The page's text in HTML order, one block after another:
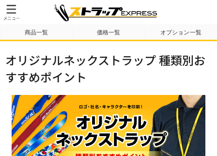
商品一覧 価格一覧 オプション一覧
オリジナルネックストラップ 種類別お
すすめポイント